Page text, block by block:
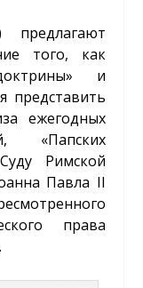
предлагают
того, как
и
представить
ежегодных
«Папских
Римской
Павла II
права